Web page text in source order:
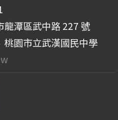
潭區武中路 227 號
桃園市立武漢國民中學